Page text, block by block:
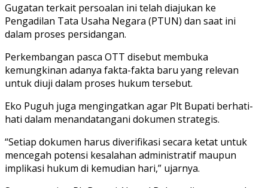
Gugatan terkait persoalan ini telah diajukan ke
Pengadilan Tata Usaha Negara (PTUN) dan saat ini
dalam proses persidangan.
Perkembangan pasca OTT disebut membuka
kemungkinan adanya fakta-fakta baru yang relevan
untuk diuji dalam proses hukum tersebut.
Eko Puguh juga mengingatkan agar Plt Bupati berhati-
hati dalam menandatangani dokumen strategis.
“Setiap dokumen harus diverifikasi secara ketat untuk
mencegah potensi kesalahan administratif maupun
implikasi hukum di kemudian hari,” ujarnya.